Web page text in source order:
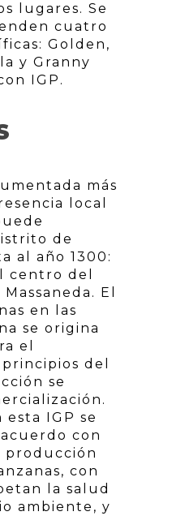
lugares. Se
cuatro
Golden,
y Granny
IGP.
más
local
de
al año 1300:
centro del
El
en las
se origina
el
del
se
esta IGP se
con
producción
con
la salud
ambiente, y